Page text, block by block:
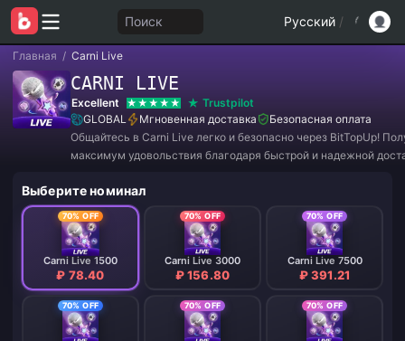
Поиск Русский /
Главная / Carni Live
CARNI LIVE
Excellent
Trustpilot
GLOBAL
Мгновенная доставка
Безопасная оплата
Общайтесь в Carni Live легко и безопасно через BitTopUp!
максимум удовольствия благодаря быстрой и надежной
эксклюзивными предложениями и потрясающими скидками!
Выберите номинал
70% OFF
Carni Live 1500
₽ 78.40
70% OFF
Carni Live 3000
₽ 156.80
70% OFF
Carni Live 7500
₽ 391.21
70% OFF 70% OFF 70% OFF